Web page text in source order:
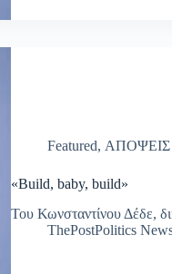
Featured, ΑΠΟΨΕΙΣ
«Build, baby, build»
Του Κωνσταντίνου Δέδε,
ThePostPolitics